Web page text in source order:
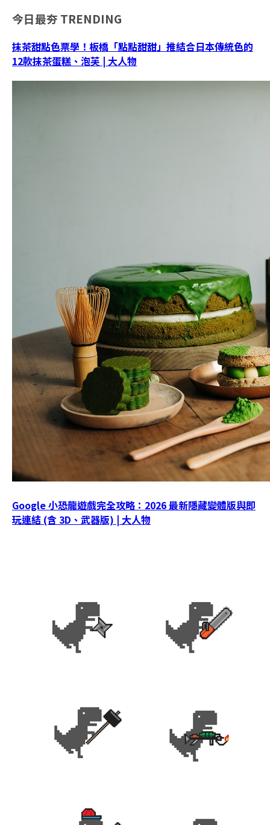
今日最夯 TRENDING
抹茶甜點色票學！板橋「點點甜甜」推結合日本傳統色的
12款抹茶蛋糕、泡芙 | 大人物
Google 小恐龍遊戲完全攻略：2026 最新隱藏變體版與即
玩連結 (含 3D、武器版) | 大人物